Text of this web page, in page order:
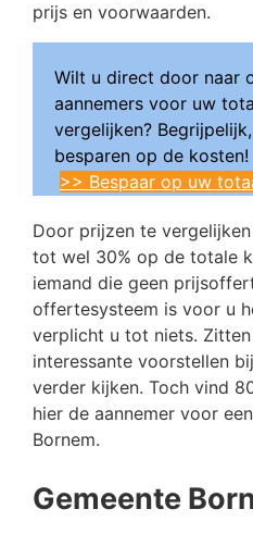
prijs en voorwaarden.
Wilt u direct door naar
aannemers voor uw
vergelijken?
besparen op de kosten!
>> Bespaar op uw
Door prijzen te
tot wel 30% op de totale
iemand die geen
offertesysteem is voor u
verplicht u tot niets.
interessante voorstellen
verder kijken. Toch vind
hier de aannemer voor
Bornem.
Gemeente